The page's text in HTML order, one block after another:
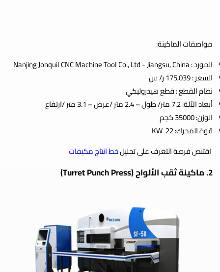
مواصفات الماكينة:
المورد : Nanjing Jonquil CNC Machine Tool Co., Ltd - Jiangsu, China
السعر : 175,039 ر/ س
نظام القطع : قطع هيدروليكي
أبعاد الآلة: 7.2 متر/ طول – 2.4 متر /عرض – 3.1 متر /ارتفاع
الوزن: 35000 كجم
قوة المحرك: 22 KW
اقتنص فرصة التعرف على تحليلخط انتاج مكيفات
2. ماكينة ثقب الألواح (Turret Punch Press)